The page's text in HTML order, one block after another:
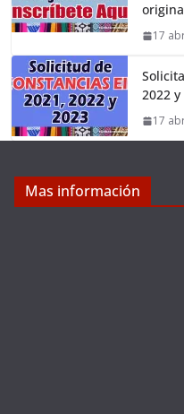
17
2022 y
17
Mas información